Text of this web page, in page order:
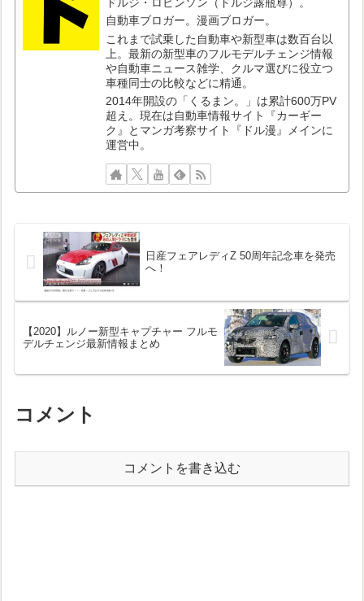
自動車ブロガー。漫画ブロガー。
これまで試乗した自動車や新型車は数百台以
上。最新の新型車のフルモデルチェンジ情報
や自動車ニュース雑学、クルマ選びに役立つ
車種同士の比較などに精通。
2014年開設の「くるまン。」は累計600万PV
超え。現在は自動車情報サイト『カーギー
ク』とマンガ考察サイト『ドル漫』メインに
運営中。
日産フェアレディZ 50周年記念車を発売
へ！
【2020】ルノー新型キャプチャー フルモ
デルチェンジ最新情報まとめ
コメント
コメントを書き込む